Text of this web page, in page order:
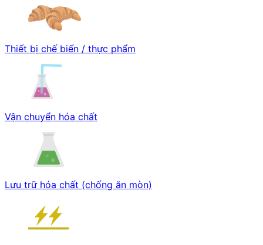
Thiết bị chế biến / thực phẩm
Vận chuyển hóa chất
Lưu trữ hóa chất (chống ăn mòn)